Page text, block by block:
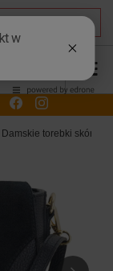
Damskie torebki